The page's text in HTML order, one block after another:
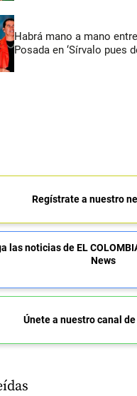
Habrá mano a mano
Posada en ‘Sírvalo pues
Regístrate a nuestro
las noticias de EL
News
Únete a nuestro canal